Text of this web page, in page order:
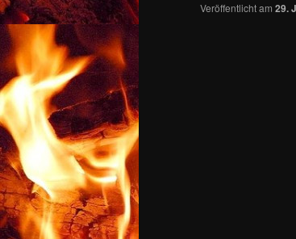
Veröffentlicht am 29.